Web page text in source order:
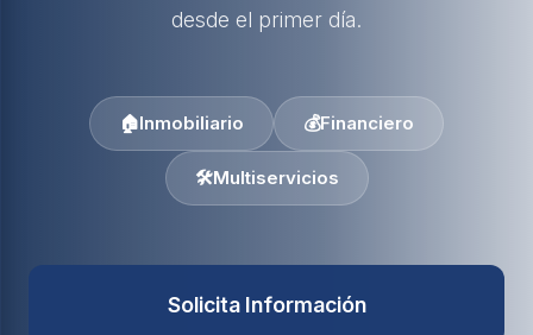
desde el primer día.
🏠Inmobiliario 💰Financiero
🛠️Multiservicios
Solicita Información